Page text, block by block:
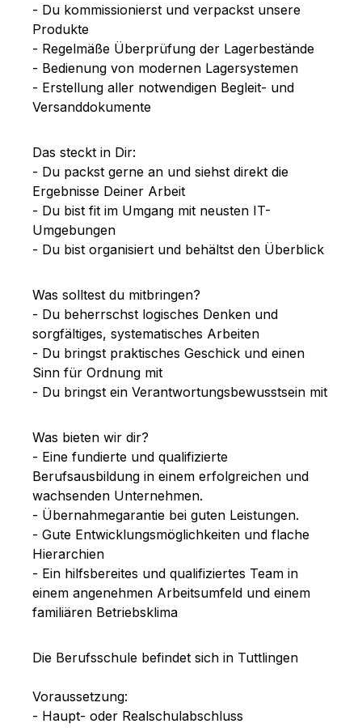
- Du kommissionierst und verpackst unsere
Produkte
- Regelmäße Überprüfung der Lagerbestände
- Bedienung von modernen Lagersystemen
- Erstellung aller notwendigen Begleit- und
Versanddokumente
Das steckt in Dir:
- Du packst gerne an und siehst direkt die
Ergebnisse Deiner Arbeit
- Du bist fit im Umgang mit neusten IT-
Umgebungen
- Du bist organisiert und behältst den Überblick
Was solltest du mitbringen?
- Du beherrschst logisches Denken und
sorgfältiges, systematisches Arbeiten
- Du bringst praktisches Geschick und einen
Sinn für Ordnung mit
- Du bringst ein Verantwortungsbewusstsein mit
Was bieten wir dir?
- Eine fundierte und qualifizierte
Berufsausbildung in einem erfolgreichen und
wachsenden Unternehmen.
- Übernahmegarantie bei guten Leistungen.
- Gute Entwicklungsmöglichkeiten und flache
Hierarchien
- Ein hilfsbereites und qualifiziertes Team in
einem angenehmen Arbeitsumfeld und einem
familiären Betriebsklima
Die Berufsschule befindet sich in Tuttlingen
Voraussetzung:
- Haupt- oder Realschulabschluss